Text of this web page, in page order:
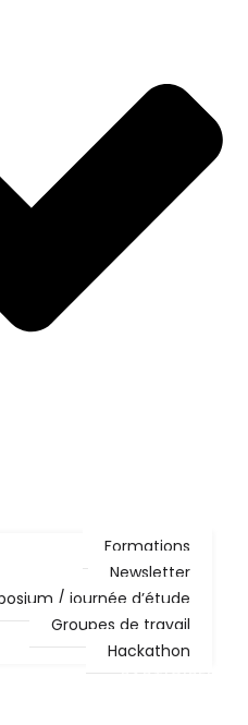
Formations
Newsletter
/ journée d’étude
Groupes de travail
Hackathon
PARTICIPER